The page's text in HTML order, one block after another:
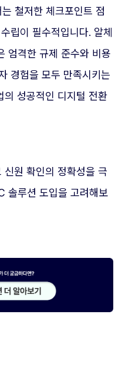
철저한 체크포인트 점
립이 필수적입니다. 알체
엄격한 규제 준수와 비용
경험을 모두 만족시키는
의 성공적인 디지털 전환
신원 확인의 정확성을 극
솔루션 도입을 고려해보